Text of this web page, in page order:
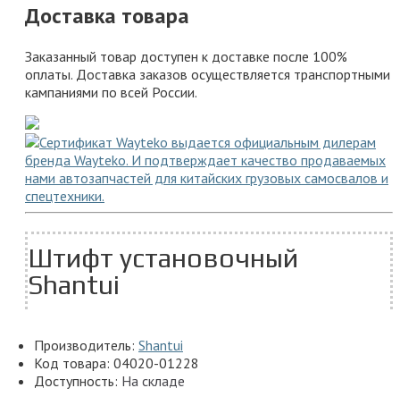
Доставка товара
Заказанный товар доступен к доставке после 100%
оплаты. Доставка заказов осуществляется транспортными
кампаниями по всей России.
Штифт установочный
Shantui
Производитель: Shantui
Код товара: 04020-01228
Доступность: На складе